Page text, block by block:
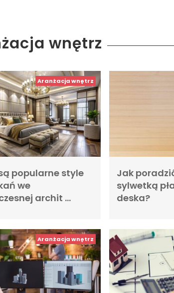
wnętrz
Aranżacja wnętrz
popularne style
we
archit …
Jak
sylwetką
deska?
Aranżacja wnętrz